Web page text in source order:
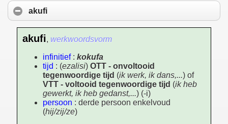
akufi
akufi, werkwoordsvorm
infinitief: kokufa
tijd : (ezalisi) OTT - onvoltooid
tegenwoordige tijd (ik werk, ik dans,...) of
VTT - voltooid tegenwoordige tijd (ik heb
gewerkt, ik heb gedanst,...) (-i)
persoon : derde persoon enkelvoud
(hij/zij/ze)